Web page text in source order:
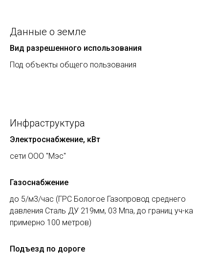
Данные о земле
Вид разрешенного использования
Под объекты общего пользования
Инфраструктура
Электроснабжение, кВт
сети ООО "Мэс"
Газоснабжение
до 5/м3/час (ГРС Бологое Газопровод среднего
давления Сталь ДУ 219мм, 03 Мпа, до границ уч-ка
примерно 100 метров)
Подъезд по дороге